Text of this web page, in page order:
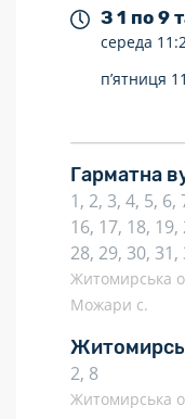
З 1 по 9
середа
п’ятниця
Гарматна
1, 2, 3, 4, 5, 6,
16, 17, 18,
28, 29, 30, 31,
Житомирська
Можари с.
2, 8
Житомирська